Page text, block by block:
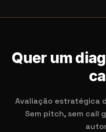
Quer um
Avaliação estratégica
Sem pitch, sem call